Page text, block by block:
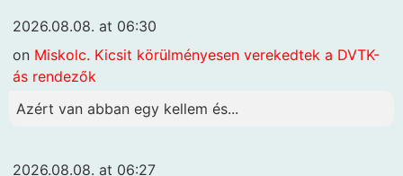
2026.08.08. at 06:30
on Miskolc. Kicsit körülményesen verekedtek a DVTK-
ás rendezők
Azért van abban egy kellem és...
2026.08.08. at 06:27